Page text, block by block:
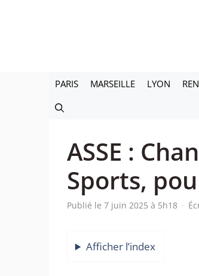
PARIS MARSEILLE LYON
ASSE :
Sports,
Publié le 7 juin 2025 à 5h18 ·
Afficher l’index